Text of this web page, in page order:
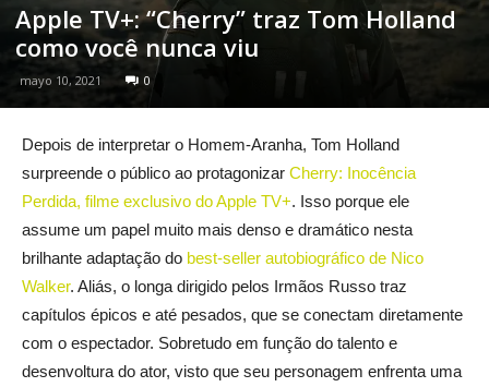
Apple TV+: “Cherry” traz Tom Holland
como você nunca viu
mayo 10, 2021 0
Depois de interpretar o Homem-Aranha, Tom Holland
surpreende o público ao protagonizar Cherry: Inocência
Perdida, filme exclusivo do Apple TV+. Isso porque ele
assume um papel muito mais denso e dramático nesta
brilhante adaptação do best-seller autobiográfico de Nico
Walker. Aliás, o longa dirigido pelos Irmãos Russo traz
capítulos épicos e até pesados, que se conectam diretamente
com o espectador. Sobretudo em função do talento e
desenvoltura do ator, visto que seu personagem enfrenta uma